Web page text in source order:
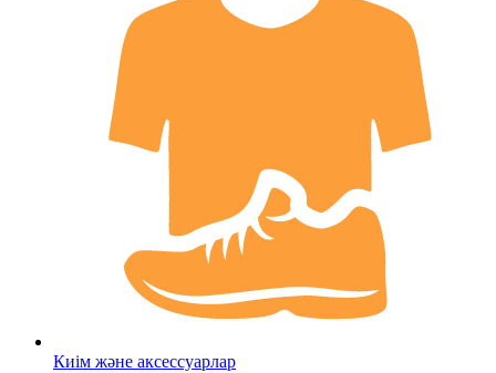
Киім және аксессуарлар